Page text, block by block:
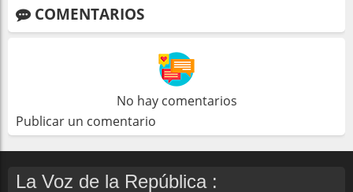
COMENTARIOS
No hay comentarios
Publicar un comentario
La Voz de la República :